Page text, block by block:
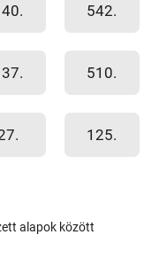
542.
510.
125.
alapok között